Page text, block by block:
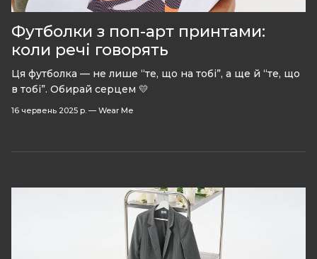
Футболки з поп-арт принтами:
коли речі говорять
Ця футболка — не лише “те, що на тобі”, а ще й “те, що
в тобі”. Обирай серцем 💛
16 червень 2025 р. — Wear Me